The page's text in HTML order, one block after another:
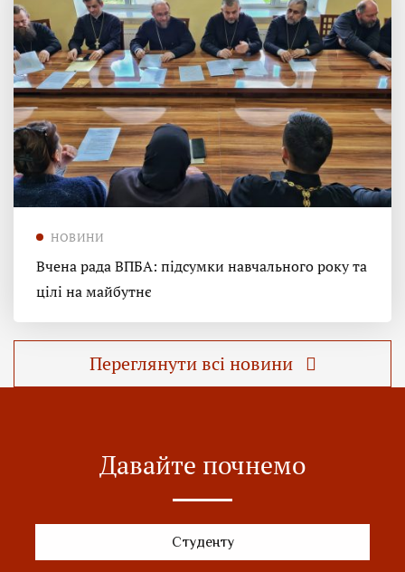
НОВИНИ
Вчена рада ВПБА: підсумки навчального року та
цілі на майбутнє
Переглянути всі новини
Давайте почнемо
Студенту